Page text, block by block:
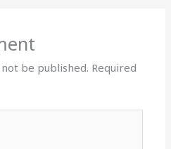
be published. Required